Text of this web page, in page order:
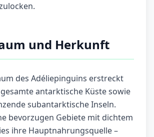
und Herkunft
des Adéliepinguins erstreckt
antarktische Küste sowie
subantarktische Inseln.
bevorzugen Gebiete mit dichtem
ihre Hauptnahrungsquelle –